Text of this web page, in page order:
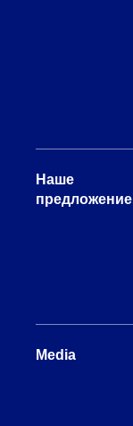
Наше
предложение
Media